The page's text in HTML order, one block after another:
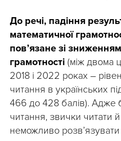
До речі, падіння
математичної
пов’язане зі
грамотності (між двома
2018 і 2022 роках –
читання в українських
466 до 428 балів). Адже
читання, звички читати й
неможливо